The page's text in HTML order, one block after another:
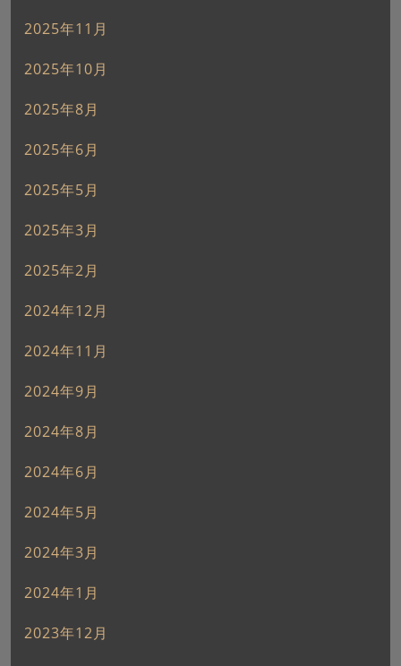
2025年11月
2025年10月
2025年8月
2025年6月
2025年5月
2025年3月
2025年2月
2024年12月
2024年11月
2024年9月
2024年8月
2024年6月
2024年5月
2024年3月
2024年1月
2023年12月